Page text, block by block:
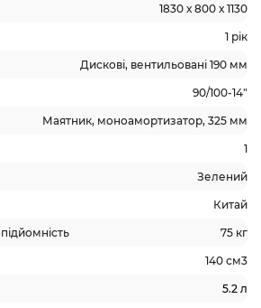
1830 х 800 х 1130
1 рік
Дискові, вентильовані 190 мм
90/100-14"
Маятник, моноамортизатор, 325 мм
1
Зелений
Китай
75 кг
140 см3
5.2 л